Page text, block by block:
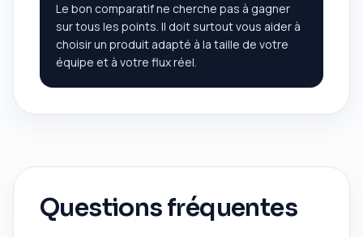
Le bon comparatif ne cherche pas à gagner
sur tous les points. Il doit surtout vous aider à
choisir un produit adapté à la taille de votre
équipe et à votre flux réel.
Questions fréquentes